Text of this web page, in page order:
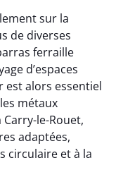
sur la
de diverses
ferraille
d’espaces
est alors essentiel
métaux
le-Rouet,
adaptées,
circulaire et à la